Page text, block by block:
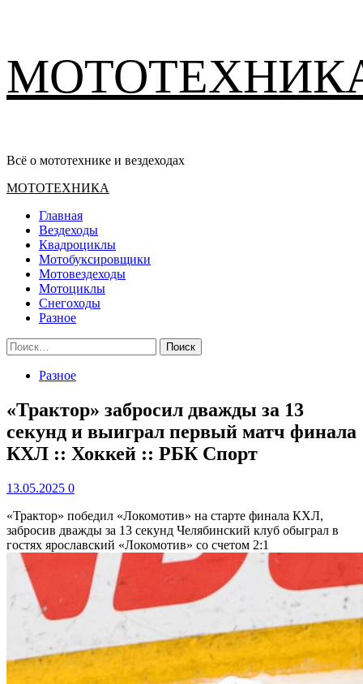
содержимому
Всё о мототехнике и вездеходах
Основное
МОТОТЕХНИКА
Главная
Вездеходы
Квадроциклы
Мотобуксировщики
Мотовездеходы
Мотоциклы
Снегоходы
Разное
Найти:
Разное
«Трактор» забросил дважды за 13
секунд и выиграл первый матч финала
КХЛ :: Хоккей :: РБК Спорт
13.05.2025 0
«Трактор» победил «Локомотив» на старте финала КХЛ,
забросив дважды за 13 секунд Челябинский клуб обыграл в
гостях ярославский «Локомотив» со счетом 2:1